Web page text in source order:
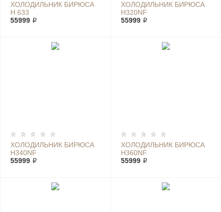
ХОЛОДИЛЬНИК БИРЮСА
H 633
55999 ₽
ХОЛОДИЛЬНИК БИРЮСА
H320NF
55999 ₽
ХОЛОДИЛЬНИК БИРЮСА
H340NF
55999 ₽
ХОЛОДИЛЬНИК БИРЮСА
H360NF
55999 ₽